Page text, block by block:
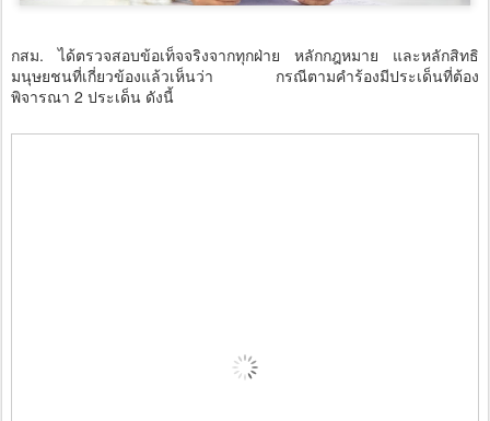
กสม. ได้ตรวจสอบข้อเท็จจริงจากทุกฝ่าย หลักกฎหมาย และหลักสิทธิ
มนุษยชนที่เกี่ยวข้องแล้วเห็นว่า กรณีตามคำร้องมีประเด็นที่ต้อง
พิจารณา 2 ประเด็น ดังนี้